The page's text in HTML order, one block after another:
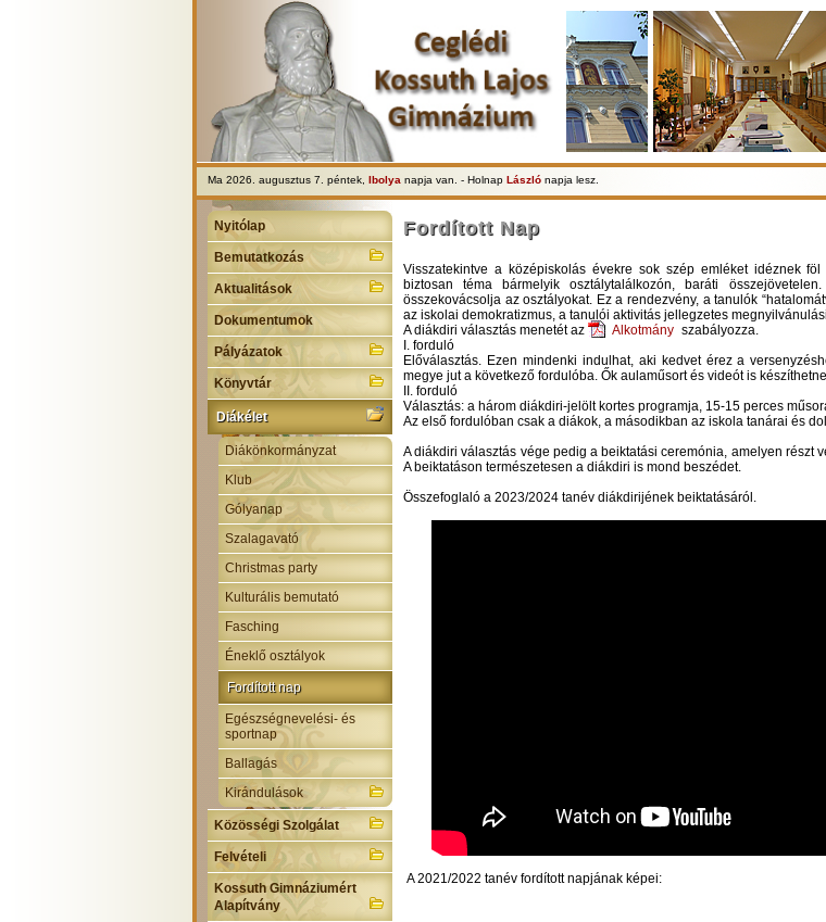
Ma 2026. augusztus 7. péntek, Ibolya napja van. - Holnap László napja lesz.
Nyitólap
Bemutatkozás
Aktualitások
Dokumentumok
Pályázatok
Könyvtár
Diákélet
Diákönkormányzat
Klub
Gólyanap
Szalagavató
Christmas party
Kulturális bemutató
Fasching
Éneklő osztályok
Fordított nap
Egészségnevelési- és
sportnap
Ballagás
Kirándulások
Közösségi Szolgálat
Felvételi
Kossuth Gimnáziumért
Alapítvány
Fordított Nap
Visszatekintve a középiskolás évekre sok szép emléket idéznek
biztosan téma bármelyik osztálytalálkozón, baráti
összekovácsolja az osztályokat. Ez a rendezvény, a tanulók
az iskolai demokratizmus, a tanulói aktivitás jellegzetes
A diákdiri választás menetét az
Alkotmány szabályozza.
I. forduló
Előválasztás. Ezen mindenki indulhat, aki kedvet érez a
megye jut a következő fordulóba. Ők aulaműsort és videót is
II. forduló
Választás: a három diákdiri-jelölt kortes programja, 15-15 perces
Az első fordulóban csak a diákok, a másodikban az iskola tanárai és
A diákdiriválasztás vége pedig a beiktatásiceremónia, amelyen részt
A beiktatáson természetesen a diákdiri is mond beszédet.
Összefoglaló a 2023/2024 tanév diákdirijének beiktatásáról.
A 2021/2022 tanév fordított napjának képei: